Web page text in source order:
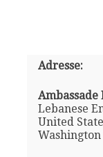
Adresse:
Lebanese
United
Washington